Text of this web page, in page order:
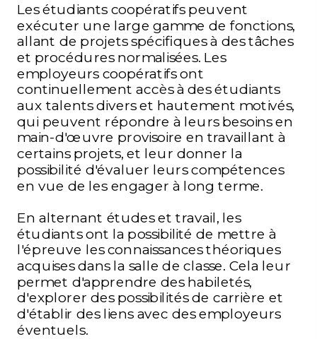
Les étudiants coopératifs peuvent
exécuter une large gamme de fonctions,
allant de projets spécifiques à des tâches
et procédures normalisées. Les
employeurs coopératifs ont
continuellement accès à des étudiants
aux talents divers et hautement motivés,
qui peuvent répondre à leurs besoins en
main-d'œuvre provisoire en travaillant à
certains projets, et leur donner la
possibilité d'évaluer leurs compétences
en vue de les engager à long terme.
En alternant études et travail, les
étudiants ont la possibilité de mettre à
l'épreuve les connaissances théoriques
acquises dans la salle de classe. Cela leur
permet d'apprendre des habiletés,
d'explorer des possibilités de carrière et
d'établir des liens avec des employeurs
éventuels.